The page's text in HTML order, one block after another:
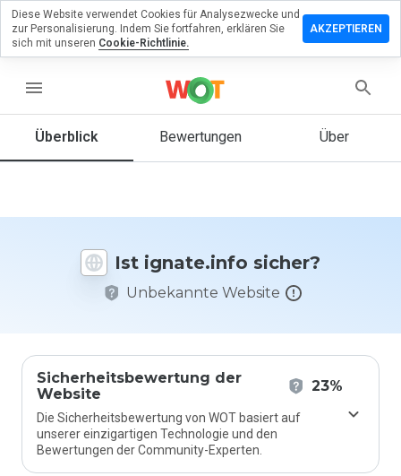
menu
Überblick Bewertungen Über
Ist ignate.info sicher?
Unbekannte Website
Sicherheitsbewertung der
Website
23%
Die Sicherheitsbewertung von WOT basiert auf
unserer einzigartigen Technologie und den
Bewertungen der Community-Experten.
eine
würden
Diese Website verwendet Cookies für Analysezwecke und
zur Personalisierung. Indem Sie fortfahren, erklären Sie
sich mit unseren Cookie-Richtlinie.
AKZEPTIEREN